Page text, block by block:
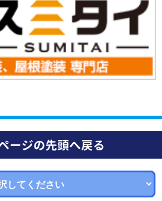
ージの先頭へ戻る